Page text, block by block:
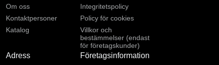
Om oss
Kontaktpersoner
Katalog
Integritetspolicy
Policy för cookies
Villkor och
bestämmelser (endast
för företagskunder)
Adress Företagsinformation